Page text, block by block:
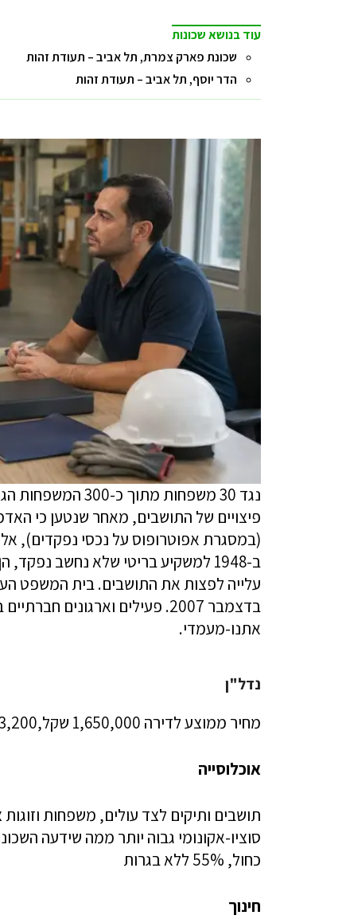
עוד בנושא שכונות
שכונת פארק צמרת, תל אביב – תעודת זהות
הדר יוסף, תל אביב – תעודת זהות
נגד 30 משפחות
פיצויים של התושבים, מאחר שנטען כי
(במסגרת אפוטרופוס על נכסי נפקדים),
ב-1948 למשקיע בריטי שלא נחשב
בדצמבר 2007. פעילים וארגונים
אתנו-מעמדי.
נדל"ן
מחיר ממוצע לדירה 1,650,000 שקל,23,200 שקל למ"ר, חצי מהדירות 3 חדרים ורוב הדירות בבעלות.
אוכלוסייה
תושבים ותיקים לצד עולים, משפחות
כחול, 55% ללא בגרות
חינוך